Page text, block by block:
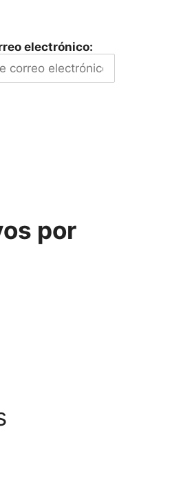
electrónico:
por